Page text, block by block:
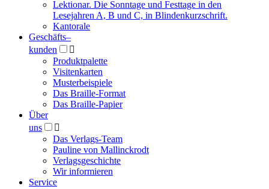
Lektionar. Die Sonntage und Festtage in den
Lesejahren A, B und C, in Blindenkurzschrift.
Kantorale
Geschäfts­–
kunden

Produktpalette
Visitenkarten
Musterbeispiele
Das Braille-Format
Das Braille-Papier
Über
uns

Das Verlags-Team
Pauline von Mallinckrodt
Verlagsgeschichte
Wir informieren
Service